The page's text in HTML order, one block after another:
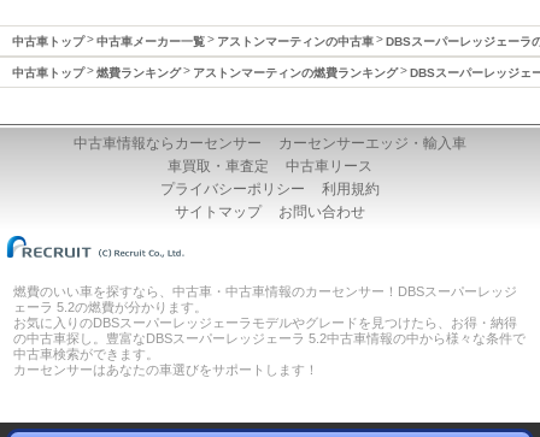
中古車トップ 中古車メーカー一覧 アストンマーティンの中古車 DBSスーパーレッジェーラ
中古車トップ 燃費ランキング アストンマーティンの燃費ランキング DBSスーパーレッジェ
中古車情報ならカーセンサー
カーセンサーエッジ・輸入車
車買取・車査定
中古車リース
プライバシーポリシー
利用規約
サイトマップ
お問い合わせ
燃費のいい車を探すなら、中古車・中古車情報のカーセンサー！DBSスーパーレッジ
ェーラ 5.2の燃費が分かります。
お気に入りのDBSスーパーレッジェーラモデルやグレードを見つけたら、お得・納得
の中古車探し。豊富なDBSスーパーレッジェーラ 5.2中古車情報の中から様々な条件で
中古車検索ができます。
カーセンサーはあなたの車選びをサポートします！